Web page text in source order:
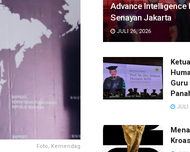
Foto; Kemendag
Advance Intelligence
Senayan Jakarta
JULI 26, 2026
Guru
JULI